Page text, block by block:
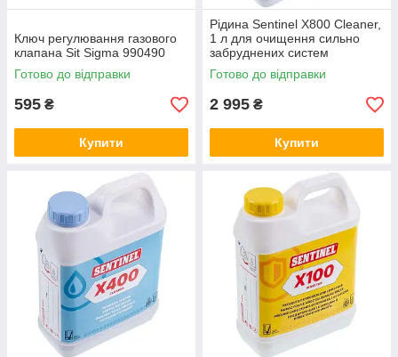
Ключ регулювання газового
клапана Sit Sigma 990490
Готово до відправки
595 ₴
Купити
Рідина Sentinel X800 Cleaner,
1 л для очищення сильно
забруднених систем
опалення
Готово до відправки
2 995 ₴
Купити